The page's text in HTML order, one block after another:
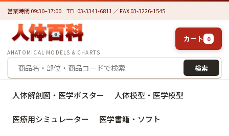
営業時間 09:30–17:00 TEL 03-3341-6811 ／ FAX 03-3226-1545
ANATOMICAL MODELS & CHARTS
検索
カート 0
人体解剖図・医学ポスター 人体模型・医学模型
医療用シミュレーター 医学書籍・ソフト